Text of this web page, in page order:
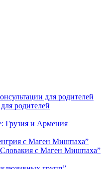
для родителей
родителей
Грузия и Армения
с Маген Мишпаха”
с Маген Мишпаха”